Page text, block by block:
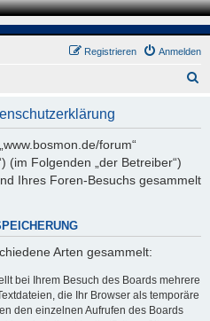
Anmelden
Registrieren
forum“
(im Folgenden „der Betreiber“)
Ihres Foren-Besuchs gesammelt
Arten gesammelt:
bei Ihrem Besuch des Boards mehrere
die Ihr Browser als temporäre
den einzelnen Aufrufen des Boards